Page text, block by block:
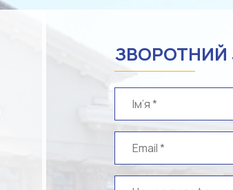
ЗВОРОТНИЙ